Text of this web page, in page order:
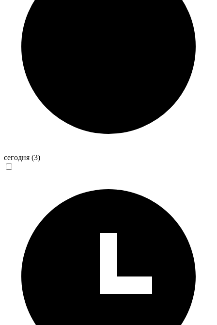
сегодня (3)